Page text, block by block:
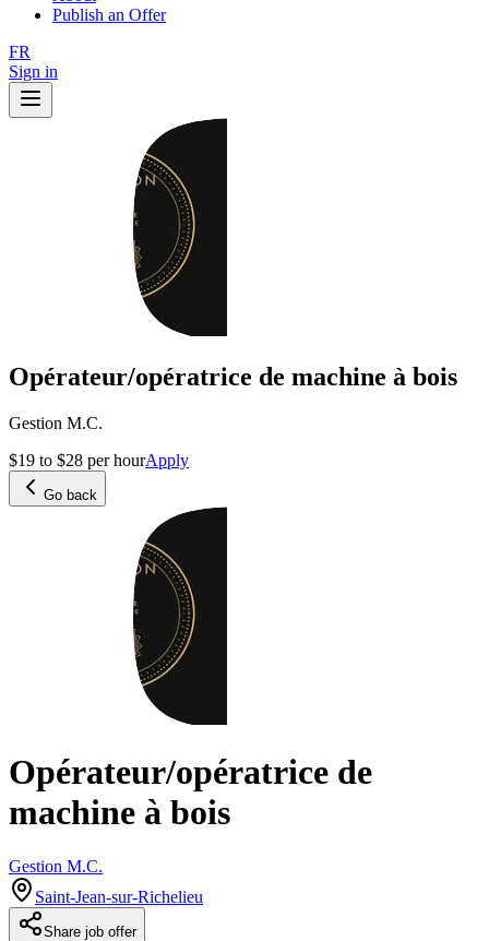
Publish an Offer
FR
Sign in
Opérateur/opératrice de machine à bois
Gestion M.C.
$19 to $28 per hourApply
Go back
Opérateur/opératrice de
machine à bois
Gestion M.C.
Saint-Jean-sur-Richelieu
Share job offer